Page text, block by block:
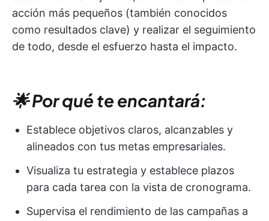
acción más pequeños (también conocidos
como resultados clave) y realizar el seguimiento
de todo, desde el esfuerzo hasta el impacto.
🌟 Por qué te encantará:
Establece objetivos claros, alcanzables y
alineados con tus metas empresariales.
Visualiza tu estrategia y establece plazos
para cada tarea con la vista de cronograma.
Supervisa el rendimiento de las campañas a